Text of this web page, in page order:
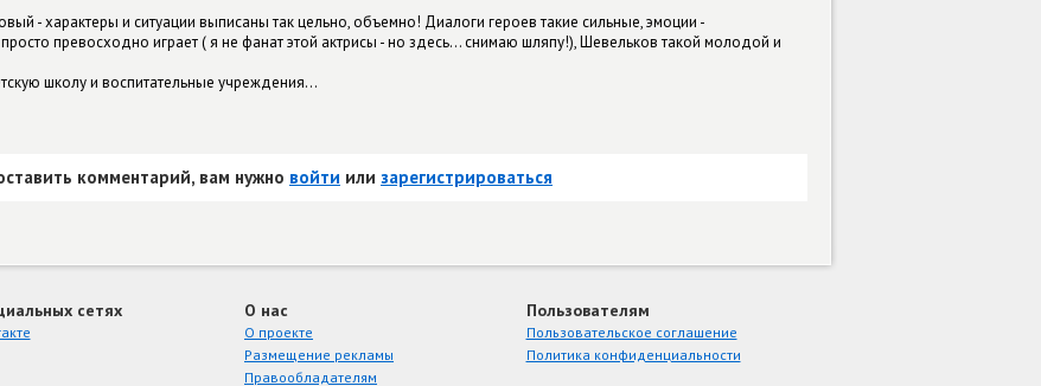
- характеры и ситуации выписаны так цельно, объемно! Диалоги героев такие сильные, эмоции -
превосходно играет ( я не фанат этой актрисы - но здесь... снимаю шляпу!), Шевельков такой молодой и
школу и воспитательные учреждения...
комментарий, вам нужно войти или зарегистрироваться
сетях О нас
О проекте
Размещение рекламы
Правообладателям
Пользователям
Пользовательское соглашение
Политика конфиденциальности